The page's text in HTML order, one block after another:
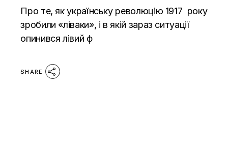
Про те, як українську революцію 1917 року
зробили «ліваки», і в якій зараз ситуації
опинився лівий ф
SHARE